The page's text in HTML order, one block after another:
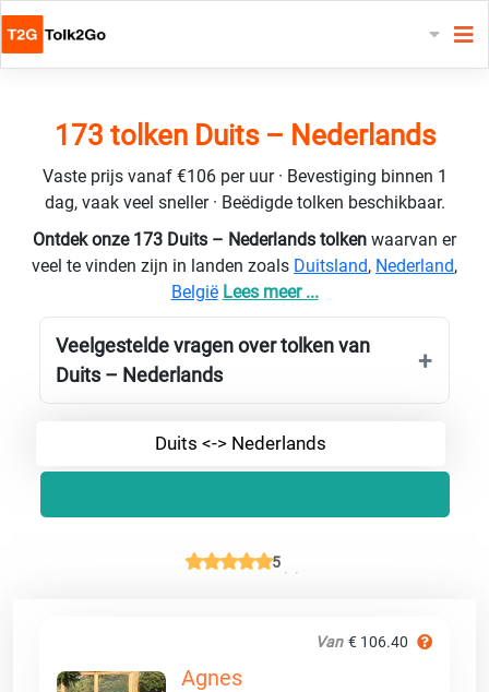
173 tolken Duits – Nederlands
Vaste prijs vanaf €106 per uur · Bevestiging binnen 1
dag, vaak veel sneller · Beëdigde tolken beschikbaar.
Ontdek onze 173 Duits – Nederlands tolken waarvan er
veel te vinden zijn in landen zoals Duitsland, Nederland,
België Lees meer ...
Veelgestelde vragen over tolken van
Duits – Nederlands
Duits <-> Nederlands
5
Van € 106.40
Agnes